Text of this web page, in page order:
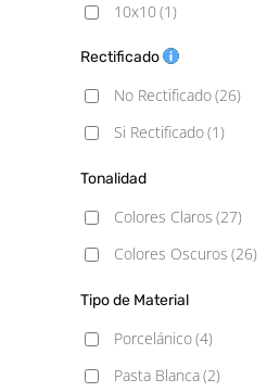
10x10 (1)
10x20 (4)
10x30
(3)
10x40
(1)
20x40(1)
30x75 (1)
33x33 (1)
Rectificado
No Rectificado(26)
Si Rectificado(1)
Tonalidad
Colores Claros (27)
Colores Oscuros (26)
Tipo de Material
Porcelánico(4)
Pasta Blanca(2)